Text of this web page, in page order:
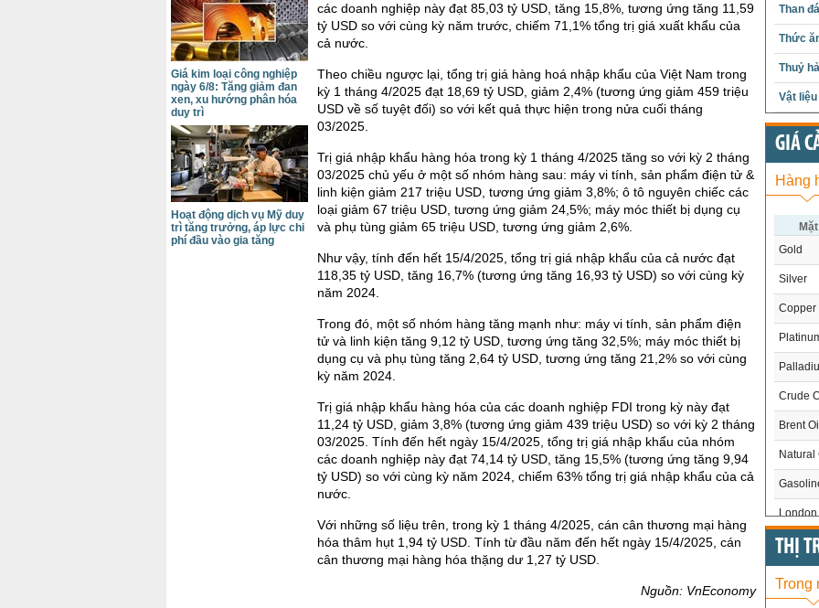
các doanh nghiệp này đạt 85,03 tỷ USD, tăng 15,8%, tương ứng tăng 11,59
tỷ USD so với cùng kỳ năm trước, chiếm 71,1% tổng trị giá xuất khẩu của
cả nước.
Theo chiều ngược lại, tổng trị giá hàng hoá nhập khẩu của Việt Nam trong
kỳ 1 tháng 4/2025 đạt 18,69 tỷ USD, giảm 2,4% (tương ứng giảm 459 triệu
USD về số tuyệt đối) so với kết quả thực hiện trong nửa cuối tháng
03/2025.
Trị giá nhập khẩu hàng hóa trong kỳ 1 tháng 4/2025 tăng so với kỳ 2 tháng
03/2025 chủ yếu ở một số nhóm hàng sau: máy vi tính, sản phẩm điện tử &
linh kiện giảm 217 triệu USD, tương ứng giảm 3,8%; ô tô nguyên chiếc các
loại giảm 67 triệu USD, tương ứng giảm 24,5%; máy móc thiết bị dụng cụ
và phụ tùng giảm 65 triệu USD, tương ứng giảm 2,6%.
Như vậy, tính đến hết 15/4/2025, tổng trị giá nhập khẩu của cả nước đạt
118,35 tỷ USD, tăng 16,7% (tương ứng tăng 16,93 tỷ USD) so với cùng kỳ
năm 2024.
Trong đó, một số nhóm hàng tăng mạnh như: máy vi tính, sản phẩm điện
tử và linh kiện tăng 9,12 tỷ USD, tương ứng tăng 32,5%; máy móc thiết bị
dụng cụ và phụ tùng tăng 2,64 tỷ USD, tương ứng tăng 21,2% so với cùng
kỳ năm 2024.
Trị giá nhập khẩu hàng hóa của các doanh nghiệp FDI trong kỳ này đạt
11,24 tỷ USD, giảm 3,8% (tương ứng giảm 439 triệu USD) so với kỳ 2 tháng
03/2025. Tính đến hết ngày 15/4/2025, tổng trị giá nhập khẩu của nhóm
các doanh nghiệp này đạt 74,14 tỷ USD, tăng 15,5% (tương ứng tăng 9,94
tỷ USD) so với cùng kỳ năm 2024, chiếm 63% tổng trị giá nhập khẩu của cả
nước.
Với những số liệu trên, trong kỳ 1 tháng 4/2025, cán cân thương mại hàng
hóa thâm hụt 1,94 tỷ USD. Tính từ đầu năm đến hết ngày 15/4/2025, cán
cân thương mại hàng hóa thặng dư 1,27 tỷ USD.
Nguồn: VnEconomy
Giá kim loại công nghiệp
ngày 6/8: Tăng giảm đan
xen, xu hướng phân hóa
duy trì
Hoạt động dịch vụ Mỹ duy
trì tăng trưởng, áp lực chi
phí đầu vào gia tăng
Than đá
Thức
Thuỷ
Vật
GIÁ
Hàng
Gold
Silver
Copper
Crude
Brent
Natural
London
US
US
THỊ
Trong